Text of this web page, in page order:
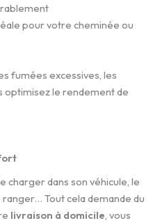
pour votre cheminée ou
fumées excessives, les
optimisez le rendement de
charger dans son véhicule, le
ranger… Tout cela demande du
livraison à domicile, vous